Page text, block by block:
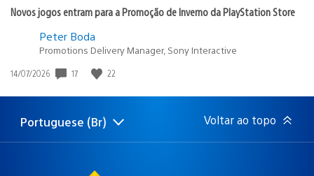
Novos jogos entram para a Promoção de Inverno da PlayStation Store
Peter Boda
Promotions Delivery Manager, Sony Interactive
Data
publicação:
14/07/2026 17 22
Selecione
uma
Região
atual:
Portuguese (Br) Voltar ao topo